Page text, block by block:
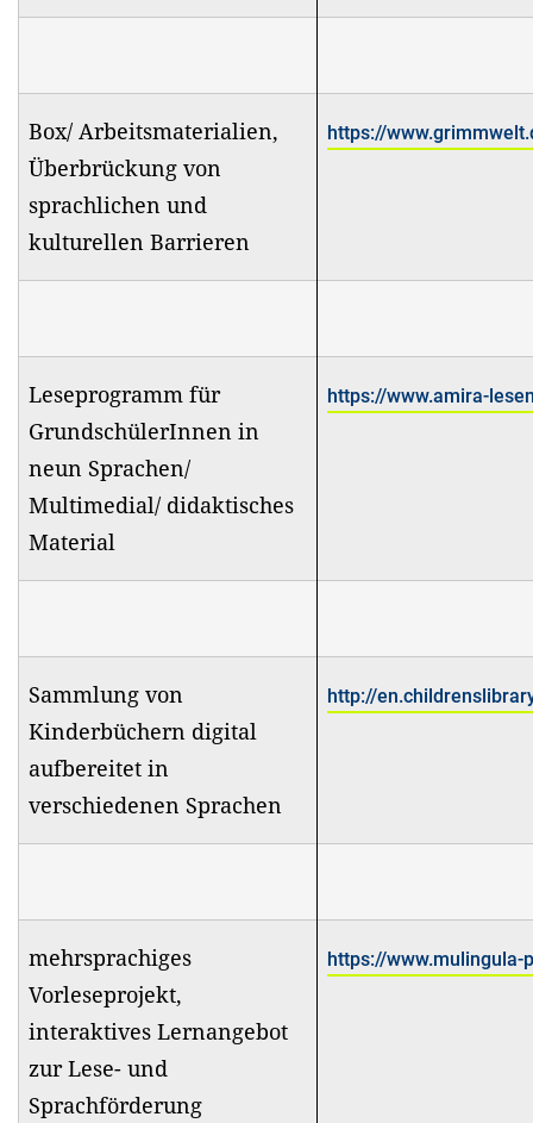
Box/ Arbeitsmaterialien,
Überbrückung von
sprachlichen und
kulturellen Barrieren
https://
Leseprogramm für
GrundschülerInnen in
neun Sprachen/
Multimedial/ didaktisches
Material
https://www.amira-
Sammlung von
Kinderbüchern digital
aufbereitet in
verschiedenen Sprachen
http://
mehrsprachiges
Vorleseprojekt,
interaktives Lernangebot
zur Lese- und
Sprachförderung
https://